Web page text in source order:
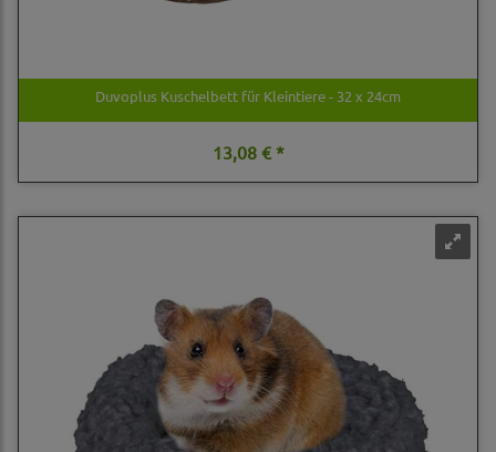
Duvoplus Kuschelbett für Kleintiere - 32 x 24cm
13,08 € *